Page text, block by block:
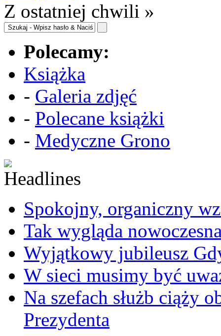
Z ostatniej chwili »
Polecamy:
Książka
- Galeria zdjęć
- Polecane książki
- Medyczne Grono
Spokojny, organiczny
Tak wygląda
Wyjątkowy jubileusz
W sieci musimy być
Na szefach służb ciąży
Prezydenta